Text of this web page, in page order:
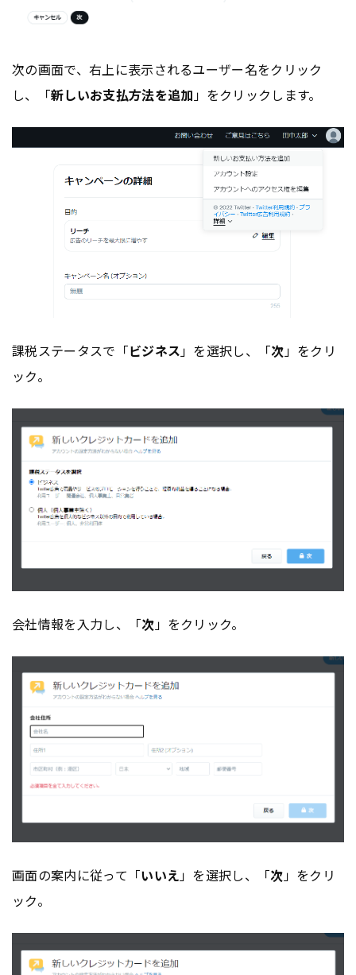
次の画面で、右上に表示されるユーザー名をクリック
し、「新しいお支払方法を追加」をクリックします。
課税ステータスで「ビジネス」を選択し、「次」をクリ
ック。
会社情報を入力し、「次」をクリック。
画面の案内に従って「いいえ」を選択し、「次」をクリ
ック。